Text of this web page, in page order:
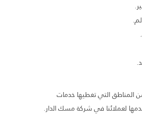
المناطق التي تغطيها خدمات
لعملائنا في شركة مسك الدار.